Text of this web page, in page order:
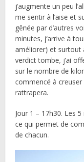
j’augmente un peu
me sentir à l’aise et
gênée par d’autres
minutes, j’arrive à
améliorer) et surtout
verdict tombe, j’ai
sur le nombre de
commencé à creuser
rattrapera.
Jour 1 – 17h30. Les
ce qui permet de
de chacun.